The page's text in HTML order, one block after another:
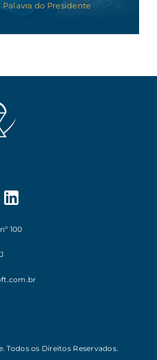
Palavra do Presidente
100
Todos os Direitos Reservados.